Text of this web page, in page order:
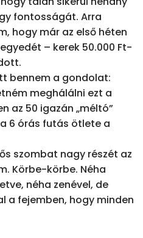
fontosságát. Arra
hogy már az első héten
– kerek 50.000 Ft-
bennem a gondolat:
meghálálni ezt a
az 50 igazán „méltó”
6 órás futás ötlete a
szombat nagy részét az
Körbe-körbe. Néha
néha zenével, de
a fejemben, hogy minden